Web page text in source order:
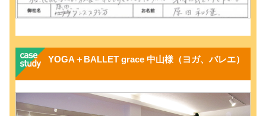
YOGA＋BALLET grace 中山様（ヨガ、バレエ）